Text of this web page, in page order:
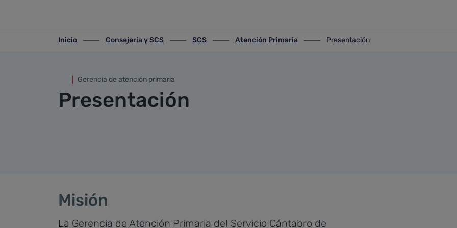
ir-a inicio
Inicio
ir-a Consejería y SCS
Consejería y SCS
ir-a SCS
SCS
ir-a Atención Primaria
Atención Primaria
ir-a Presentación
Presentación
Gerencia de atención primaria
Presentación
Misión
La Gerencia de Atención Primaria del Servicio Cántabro de